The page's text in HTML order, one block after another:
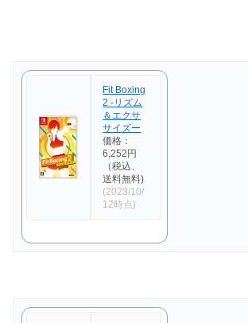
Fit Boxing
2 -リズム
＆エクサ
サイズー
価格：
6,252円
（税込、
送料無料)
(2023/10/
12時点)